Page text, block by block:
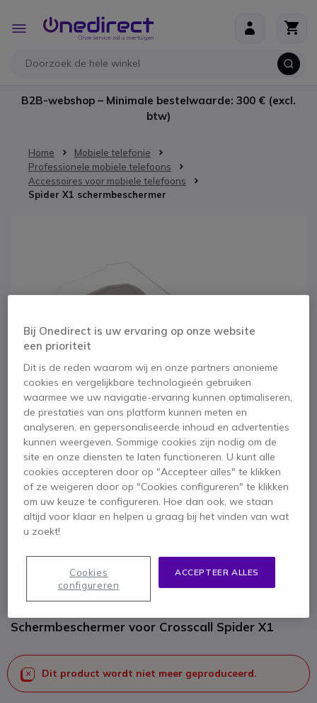
Toggle
Nav
B2B-webshop – Minimale bestelwaarde: 300 € (excl.
btw)
Home
Mobiele telefonie
Professionele mobiele telefoons
Accessoires voor mobiele telefoons
Spider X1 schermbeschermer
Spider X1
schermbeschermer
Schermbeschermer voor Crosscall Spider X1
Dit product wordt niet meer geproduceerd.
Bij Onedirect is uw ervaring op onze website
een prioriteit
Dit is de reden waarom wij en onze partners anonieme
cookies en vergelijkbare technologieën gebruiken
waarmee we uw navigatie-ervaring kunnen optimaliseren,
de prestaties van ons platform kunnen meten en
analyseren, en gepersonaliseerde inhoud en advertenties
kunnen weergeven. Sommige cookies zijn nodig om de
site en onze diensten te laten functioneren. U kunt alle
cookies accepteren door op "Accepteer alles" te klikken
of ze weigeren door op "Cookies configureren" te klikken
om uw keuze te configureren. Hoe dan ook, we staan
altijd voor klaar en helpen u graag bij het vinden van wat
u zoekt!
ACCEPTEER ALLES
Cookies
configureren